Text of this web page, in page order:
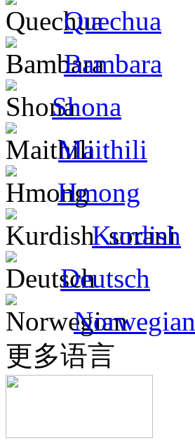
Quechua
Bambara
Shona
Maithili
Hmong
Kurdish
Deutsch
Norwegian
更多语言